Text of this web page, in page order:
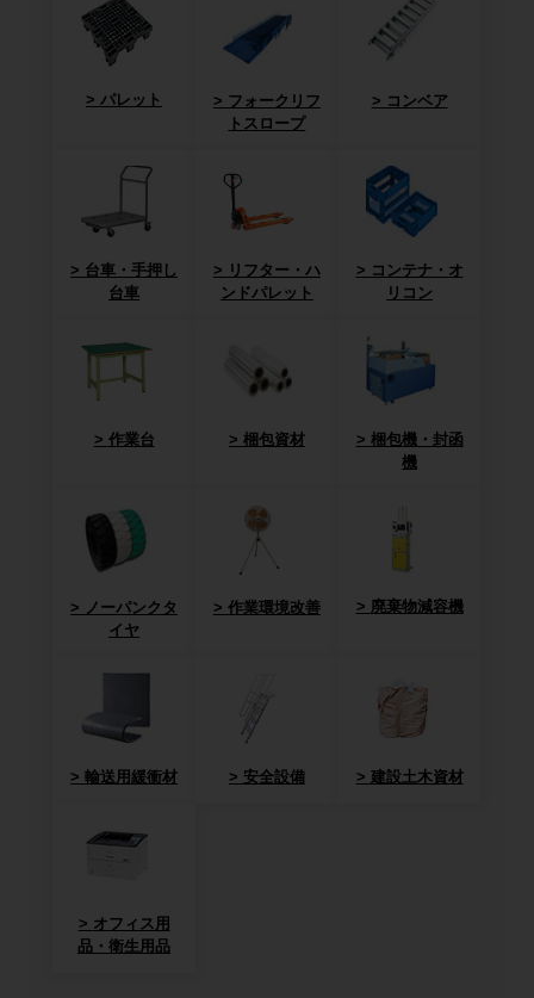
パレット
フォークリフ
トスロープ
コンベア
台車・手押し
台車
リフター・ハ
ンドパレット
コンテナ・オ
リコン
作業台 梱包資材
梱包機・封函
機
ノーパンクタ
イヤ
作業環境改善 廃棄物減容機
輸送用緩衝材 安全設備 建設土木資材
オフィス用
品・衛生用品